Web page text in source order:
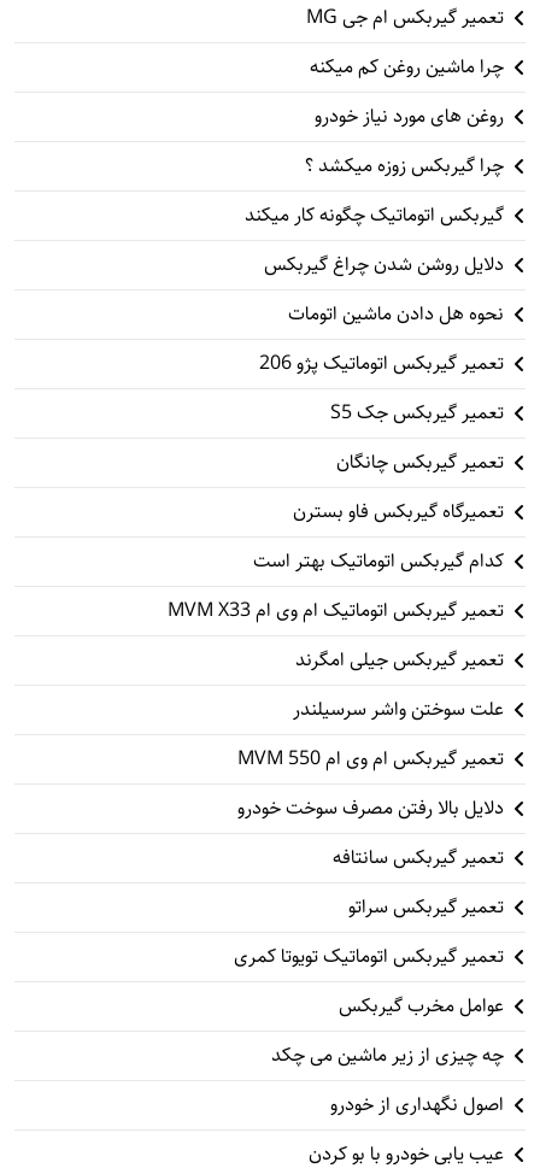
تعمیر گیربکس ام جی MG
چرا ماشین روغن کم میکنه
روغن های مورد نیاز خودرو
چرا گیربکس زوزه میکشد ؟
گیربکس اتوماتیک چگونه کار میکند
دلایل روشن شدن چراغ گیربکس
نحوه هل دادن ماشین اتومات
تعمیر گیربکس اتوماتیک پژو 206
تعمیر گیربکس جک S5
تعمیر گیربکس چانگان
تعمیرگاه گیربکس فاو بسترن
کدام گیربکس اتوماتیک بهتر است
تعمیر گیربکس اتوماتیک ام وی ام MVM X33
تعمیر گیربکس جیلی امگرند
علت سوختن واشر سرسیلندر
تعمیر گیربکس ام وی ام 550 MVM
دلایل بالا رفتن مصرف سوخت خودرو
تعمیر گیربکس سانتافه
تعمیر گیربکس سراتو
تعمیر گیربکس اتوماتیک تویوتا کمری
عوامل مخرب گیربکس
چه چیزی از زیر ماشین می چکد
اصول نگهداری از خودرو
عیب یابی خودرو با بو کردن